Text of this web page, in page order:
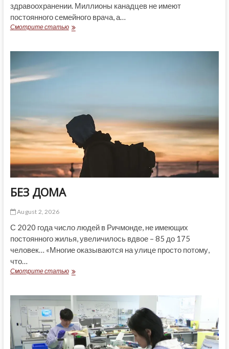
здравоохранении. Миллионы канадцев не имеют
постоянного семейного врача, а…
Смотрите статьюПРОБЛЕМА,
БЕЗ ДОМА
August 2, 2026
С 2020 года число людей в Ричмонде, не имеющих
постоянного жилья, увеличилось вдвое – 85 до 175
человек… «Многие оказываются на улице просто потому,
что…
Смотрите статьюБЕЗ